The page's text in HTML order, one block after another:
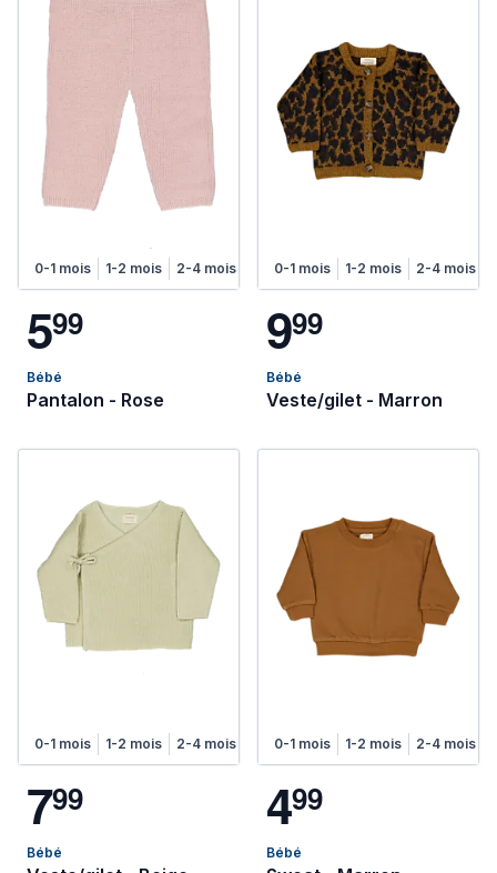
0-1 mois 1-2 mois 2-4 mois 4-6 mois
599
Bébé
Pantalon - Rose
0-1 mois 1-2 mois 2-4 mois
999
Bébé
Veste/gilet - Marron
0-1 mois 1-2 mois 2-4 mois 4-6 mois
799
Bébé
0-1 mois 1-2 mois 2-4 mois
499
Bébé